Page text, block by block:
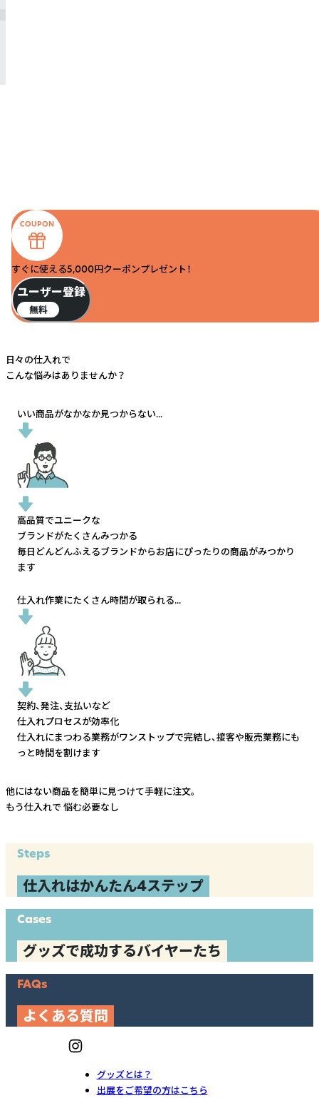
すぐに使える5,000円クーポンプレゼント！
ユーザー登録
無料
日々の仕入れで
こんな悩みはありませんか？
いい商品がなかなか見つからない...
高品質でユニークな
ブランドがたくさんみつかる
毎日どんどんふえるブランドからお店にぴったりの商品がみつかり
ます
仕入れ作業にたくさん時間が取られる...
契約、発注、支払いなど
仕入れプロセスが効率化
仕入れにまつわる業務がワンストップで完結し、接客や販売業務にも
っと時間を割けます
他にはない商品を簡単に見つけて手軽に注文。
もう仕入れで 悩む必要なし
Steps
仕入れはかんたん4ステップ
Cases
グッズで成功するバイヤーたち
FAQs
よくある質問
グッズとは？
出展をご希望の方はこちら